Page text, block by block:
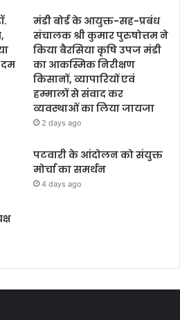
मंडी बोर्ड के आयुक्त-सह-प्रबंध
संचालक श्री कुमार पुरुषोत्तम ने
किया बैरसिया कृषि उपज मंडी
का आकस्मिक निरीक्षण
किसानों, व्यापारियों एवं
हम्मालों से संवाद कर
व्यवस्थाओं का लिया जायजा
2 days ago
पटवारी के आंदोलन को संयुक्त
मोर्चा का समर्थन
4 days ago